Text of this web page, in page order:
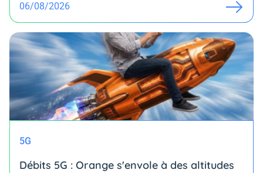
06/08/2026
5G
Débits 5G : Orange s'envole à des altitudes